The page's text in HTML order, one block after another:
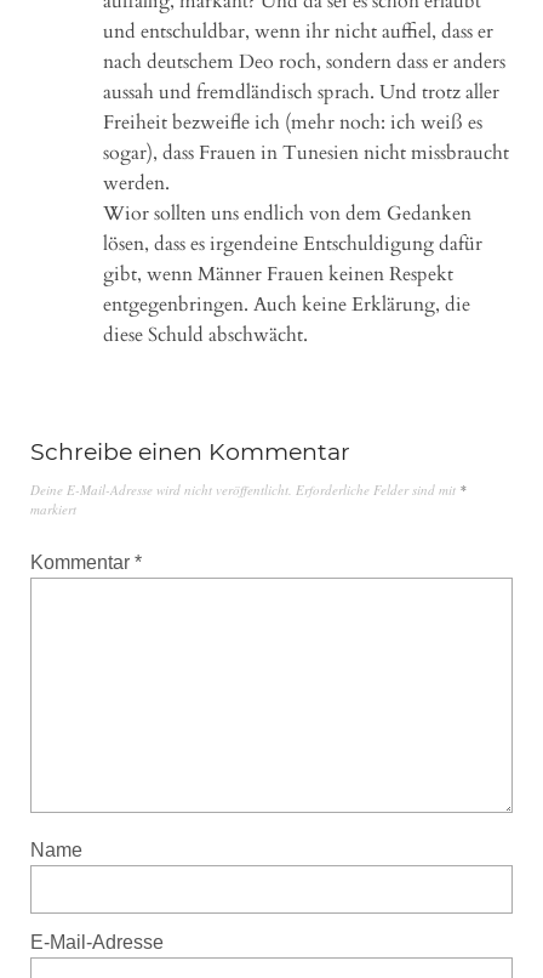
und entschuldbar, wenn ihr nicht auffiel, dass er
nach deutschem Deo roch, sondern dass er anders
aussah und fremdländisch sprach. Und trotz aller
Freiheit bezweifle ich (mehr noch: ich weiß es
sogar), dass Frauen in Tunesien nicht missbraucht
werden.
Wior sollten uns endlich von dem Gedanken
lösen, dass es irgendeine Entschuldigung dafür
gibt, wenn Männer Frauen keinen Respekt
entgegenbringen. Auch keine Erklärung, die
diese Schuld abschwächt.
Schreibe einen Kommentar
Deine E-Mail-Adresse wird nicht veröffentlicht. Erforderliche Felder sind mit *
markiert
Kommentar *
Name
E-Mail-Adresse